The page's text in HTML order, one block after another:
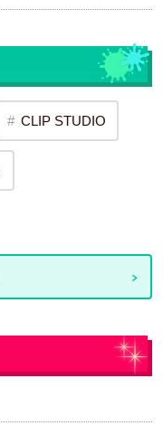
CLIP STUDIO